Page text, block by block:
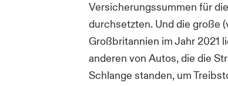
Versicherungssummen für
durchsetzten. Und die große
Großbritannien im Jahr 2021
anderen von Autos, die die
Schlange standen, um